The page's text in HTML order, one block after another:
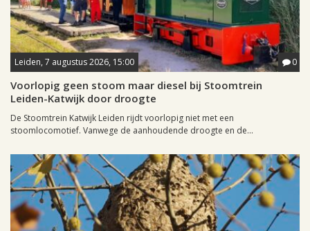
Leiden, 7 augustus 2026, 15:00 0
Voorlopig geen stoom maar diesel bij Stoomtrein
Leiden-Katwijk door droogte
De Stoomtrein Katwijk Leiden rijdt voorlopig niet met een
stoomlocomotief. Vanwege de aanhoudende droogte en de...